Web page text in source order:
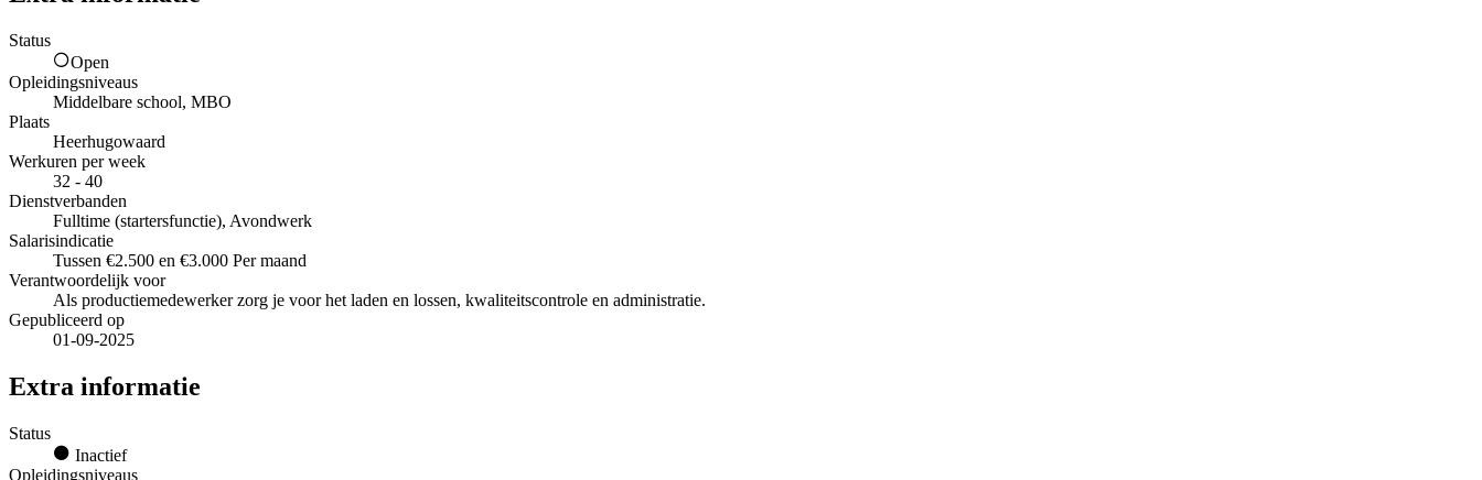
Status
Open
Opleidingsniveaus
Middelbare school, MBO
Plaats
Heerhugowaard
Werkuren per week
32 - 40
Dienstverbanden
Fulltime (startersfunctie), Avondwerk
Salarisindicatie
Tussen €2.500 en €3.000 Per maand
Verantwoordelijk voor
Als productiemedewerker zorg je voor het laden en lossen, kwaliteitscontrole en administratie.
Gepubliceerd op
01-09-2025
Extra informatie
Status
Inactief
Opleidingsniveaus